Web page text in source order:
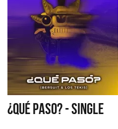
¿QUÉ PASO? - SINGLE